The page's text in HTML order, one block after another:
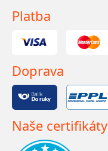
Platba
Doprava
Naše certifikáty